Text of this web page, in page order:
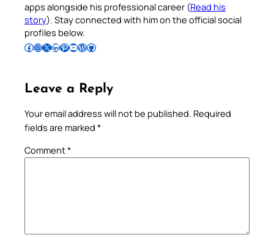
apps alongside his professional career (Read his
story). Stay connected with him on the official social
profiles below.
Follow Pradeep on Facebook Follow Pradeep on InstagramFollow Pradeep on X Follow Pradeep on LinkedIn Follow Pradeep on Pinterest Subscribe to Pradeep’s Youtube Channel Follow Pradeep on WordPress Follow Pradeep on GitHub
Leave a Reply
Your email address will not be published. Required
fields are marked *
Comment*